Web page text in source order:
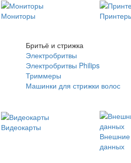
Мониторы
Бритьё и стрижка
Электробритвы
Электробритвы Philips
Триммеры
Машинки для стрижки волос
Видеокарты
Внешние
данных